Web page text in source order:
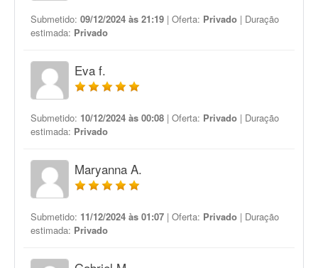
Submetido: 09/12/2024 às 21:19 | Oferta: Privado | Duração
estimada: Privado
Eva f.
Submetido: 10/12/2024 às 00:08 | Oferta: Privado | Duração
estimada: Privado
Maryanna A.
Submetido: 11/12/2024 às 01:07 | Oferta: Privado | Duração
estimada: Privado